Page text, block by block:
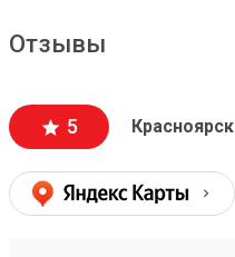
Отзывы
5 Красноярск